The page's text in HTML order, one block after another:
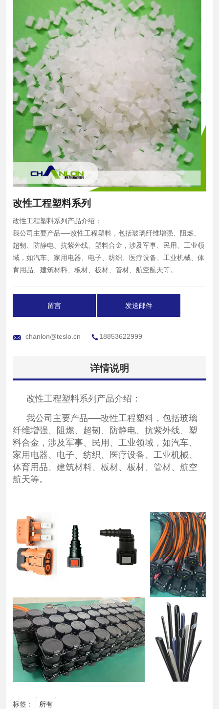
改性工程塑料系列
改性工程塑料系列产品介绍：
我公司主要产品——改性工程塑料，包括玻璃纤维增强、阻燃、
超韧、防静电、抗紫外线、塑料合金，涉及军事、民用、工业领
域，如汽车、家用电器、电子、纺织、医疗设备、工业机械、体
育用品、建筑材料、板材、板材、管材、航空航天等。
留言 发送邮件
chanlon@teslo.cn 18853622999
详情说明
改性工程塑料系列产品介绍：
我公司主要产品——改性工程塑料，包括玻璃
纤维增强、阻燃、超韧、防静电、抗紫外线、塑
料合金，涉及军事、民用、工业领域，如汽车、
家用电器、电子、纺织、医疗设备、工业机械、
体育用品、建筑材料、板材、板材、管材、航空
航天等。
标签： 所有